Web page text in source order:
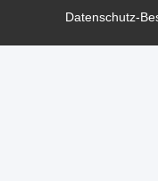
Datenschutz-